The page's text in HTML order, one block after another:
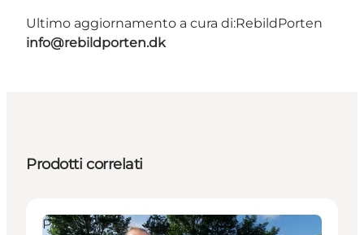
Ultimo aggiornamento a cura di:RebildPorten
info@rebildporten.dk
Prodotti correlati
Places to eat